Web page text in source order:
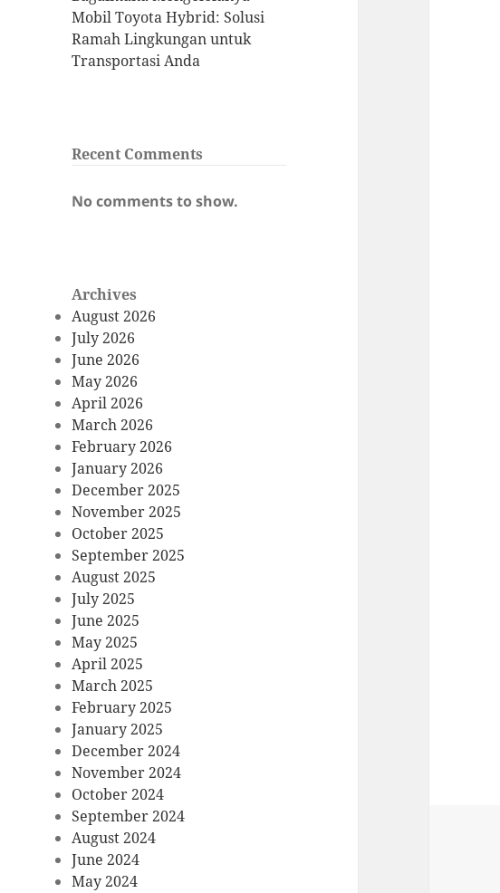
Mobil Toyota Hybrid: Solusi
Ramah Lingkungan untuk
Transportasi Anda
Recent Comments
No comments to show.
Archives
August 2026
July 2026
June 2026
May 2026
April 2026
March 2026
February 2026
January 2026
December 2025
November 2025
October 2025
September 2025
August 2025
July 2025
June 2025
May 2025
April 2025
March 2025
February 2025
January 2025
December 2024
November 2024
October 2024
September 2024
August 2024
June 2024
May 2024